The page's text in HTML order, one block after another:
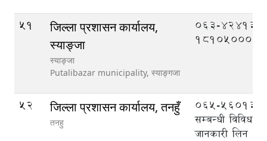
51
जिल्ला प्रशासन कार्यालय,
स्याङ्जा
स्याङ्जा
Putalibazar municipality, स्याङ्गजा
063-424133
52 जिल्ला प्रशासन कार्यालय, तनहुँ
तनहु
065-560133,
सम्बन्धी विविध
जानकारी लिन